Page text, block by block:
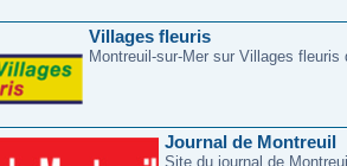
Villages fleuris
Montreuil-sur-Mer sur Villages fleuris
Journal de Montreuil
Site du journal de